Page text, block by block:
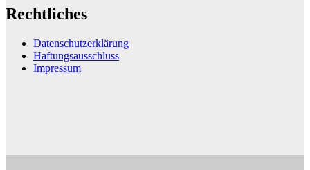
Rechtliches
Datenschutzerklärung
Haftungsausschluss
Impressum